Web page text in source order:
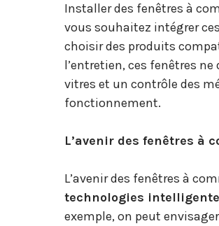
Installer des fenêtres à
vous souhaitez intégrer
choisir des produits
l’entretien, ces fenêtres
vitres et un contrôle des
fonctionnement.
L’avenir des fenêtres à
L’avenir des fenêtres à
technologies
exemple, on peut